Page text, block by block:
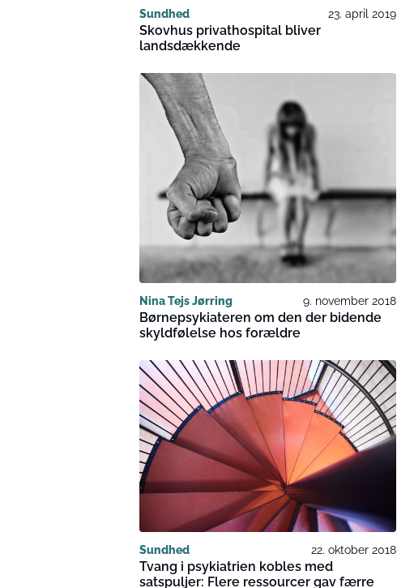
Sundhed 23. april 2019
Skovhus privathospital bliver
landsdækkende
Nina Tejs Jørring 9. november 2018
Børnepsykiateren om den der bidende
skyldfølelse hos forældre
Sundhed 22. oktober 2018
Tvang i psykiatrien kobles med
satspuljer: Flere ressourcer gav færre